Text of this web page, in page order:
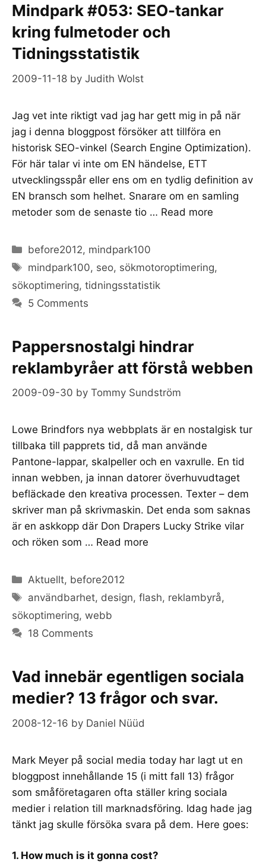
Mindpark #053: SEO-tankar
kring fulmetoder och
Tidningsstatistik
2009-11-18 by Judith Wolst
Jag vet inte riktigt vad jag har gett mig in på när
jag i denna bloggpost försöker att tillföra en
historisk SEO-vinkel (Search Engine Optimization).
För här talar vi inte om EN händelse, ETT
utvecklingsspår eller ens om en tydlig definition av
EN bransch som helhet. Snarare om en samling
metoder som de senaste tio … Read more
Categories
before2012, mindpark100
Tags
mindpark100, seo, sökmotoroptimering,
sökoptimering, tidningsstatistik
5 Comments
Pappersnostalgi hindrar
reklambyråer att förstå webben
2009-09-30 by Tommy Sundström
Lowe Brindfors nya webbplats är en nostalgisk tur
tillbaka till papprets tid, då man använde
Pantone-lappar, skalpeller och en vaxrulle. En tid
innan webben, ja innan datorer överhuvudtaget
befläckade den kreativa processen. Texter – dem
skriver man på skrivmaskin. Det enda som saknas
är en askkopp där Don Drapers Lucky Strike vilar
och röken som … Read more
Categories
Aktuellt, before2012
Tags
användbarhet, design,flash, reklambyrå,
sökoptimering, webb
18 Comments
Vad innebär egentligen sociala
medier? 13 frågor och svar.
2008-12-16 by Daniel Nüüd
Mark Meyer på social media today har lagt ut en
bloggpost innehållande 15 (i mitt fall 13) frågor
som småföretagaren ofta ställer kring sociala
medier i relation till marknadsföring. Idag hade jag
tänkt jag skulle försöka svara på dem. Here goes:
1. How much is it gonna cost?